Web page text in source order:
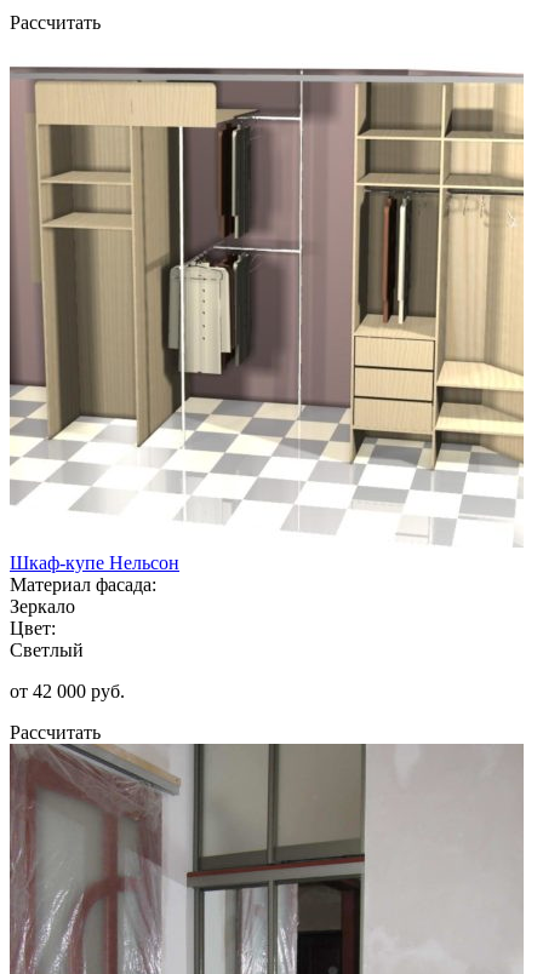
Рассчитать
Шкаф-купе Нельсон
Материал фасада:
Зеркало
Цвет:
Светлый
от 42 000 руб.
Рассчитать